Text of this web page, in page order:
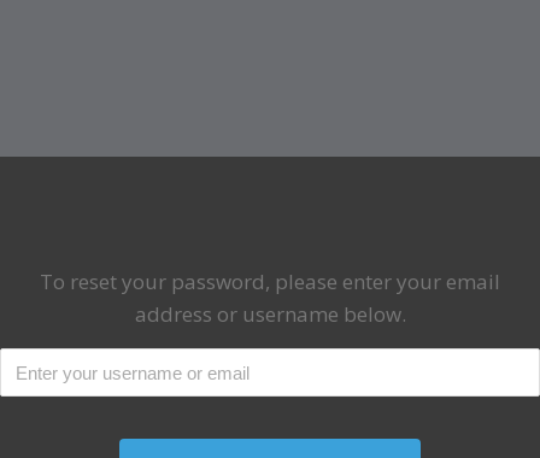
To reset your password, please enter your email
address or username below.